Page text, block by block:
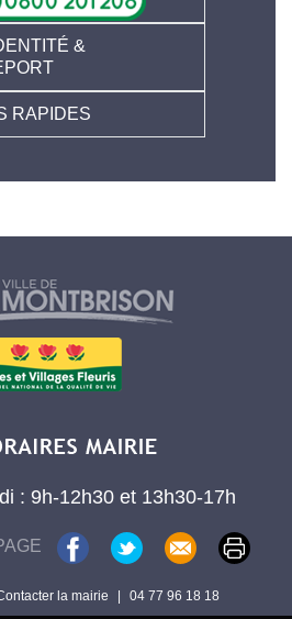
&
RAPIDES
: 9h-12h30 et 13h30-17h
la mairie | 04 77 96 18 18